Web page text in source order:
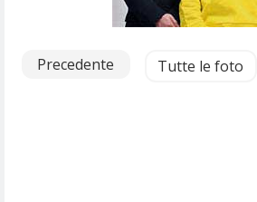
Precedente Tutte le foto